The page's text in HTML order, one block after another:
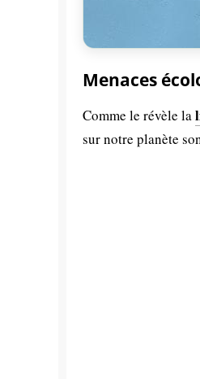
Menaces
Comme le révèle la
sur notre planète